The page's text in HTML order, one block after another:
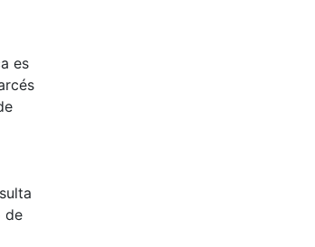
es
de